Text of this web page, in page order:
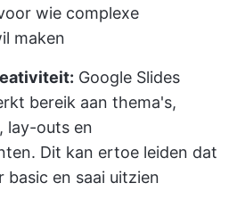
wie complexe
maken
Google Slides
bereik aan thema's,
lay-outs en
Dit kan ertoe leiden dat
basic en saai uitzien